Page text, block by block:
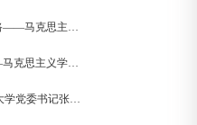
牢记嘱托，勇走新路——马克思主义学院高质量推动思政“金课”建设
全覆盖，总动员——马克思主义学院党委动员部署学习贯彻习近平新时代中国特色社会主义思想主题教育
瞭望访谈|中国人民大学党委书记张东刚：走新路 创新知 育新人